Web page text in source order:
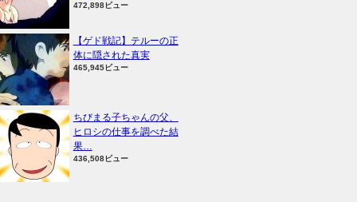
472,898ビュー
【ゲド戦記】テルーの正
体に隠された真実
465,945ビュー
ちびまる子ちゃんの父、
ヒロシの仕事を調べた結
果…
436,508ビュー